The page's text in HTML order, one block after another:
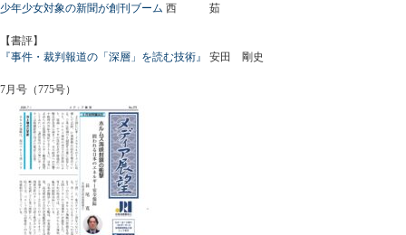
少年少女対象の新聞が創刊ブーム 西 茹
【書評】
『事件・裁判報道の「深層」を読む技術』
安田 剛史
7月号（775号）